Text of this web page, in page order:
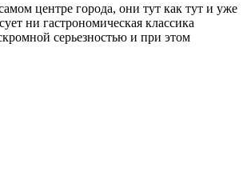
центре города, они тут как тут и уже
ни гастрономическая классика
серьезностью и при этом